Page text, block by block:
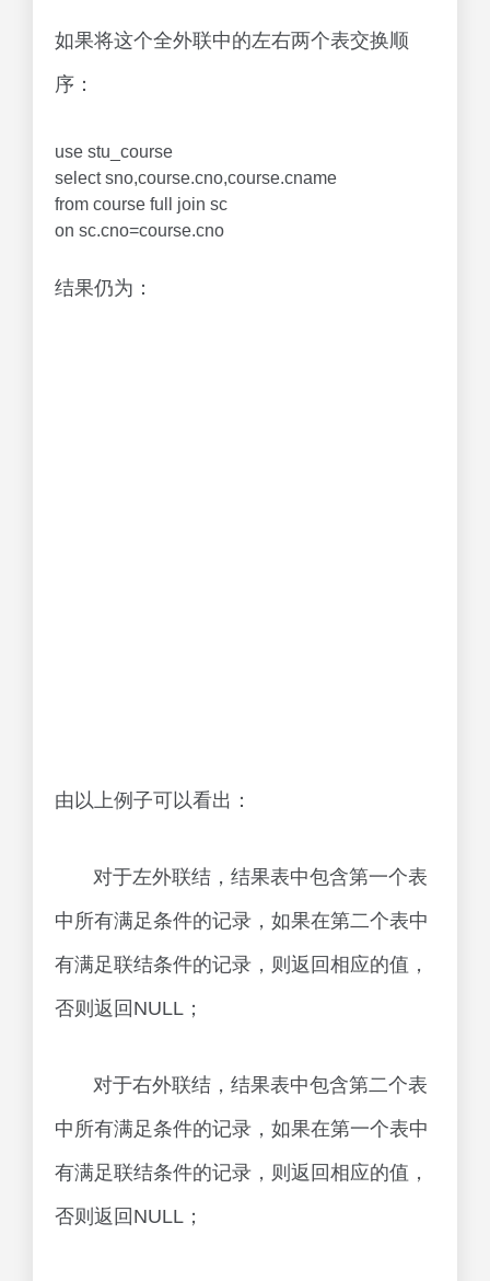
如果将这个全外联中的左右两个表交换顺
序：
use stu_course
select sno,course.cno,course.cname
from course full join sc
on sc.cno=course.cno
结果仍为：
由以上例子可以看出：
对于左外联结，结果表中包含第一个表
中所有满足条件的记录，如果在第二个表中
有满足联结条件的记录，则返回相应的值，
否则返回NULL；
对于右外联结，结果表中包含第二个表
中所有满足条件的记录，如果在第一个表中
有满足联结条件的记录，则返回相应的值，
否则返回NULL；